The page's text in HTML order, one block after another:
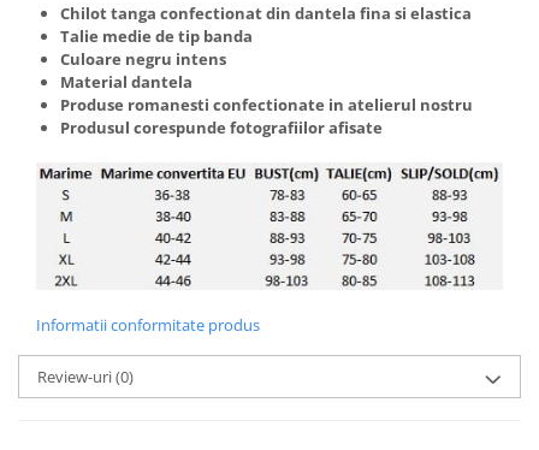
Chilot tanga confectionat din dantela fina si elastica
Talie medie de tip banda
Culoare negru intens
Material dantela
Produse romanesti confectionate in atelierul nostru
Produsul corespunde fotografiilor afisate
Informatii conformitate produs
Review-uri(0)